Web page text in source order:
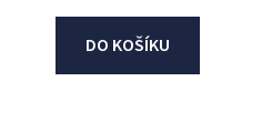
DO KOŠÍKU